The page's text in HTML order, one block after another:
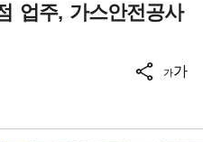
업주, 가스안전공사
가가